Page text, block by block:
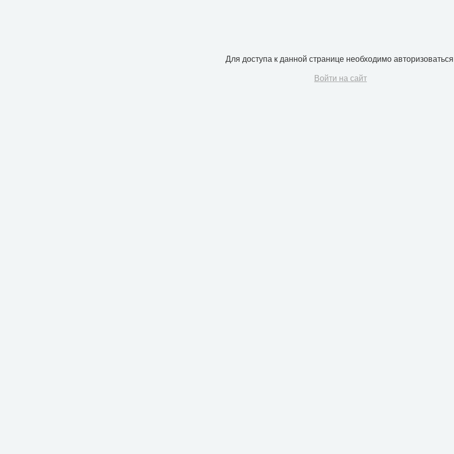
Для доступа к данной странице необходимо
Войти на сайт